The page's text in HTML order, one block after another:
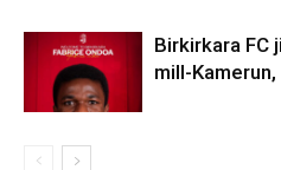
Birkirkara
mill-